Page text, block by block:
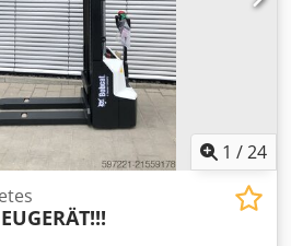
Sistema de fixação rápida *
estado de conservação ----
em veículos e máquinas
orçamentos sem compromisso,
veículos em troca e oferecemos
opção de compra para veículos de
1 /24